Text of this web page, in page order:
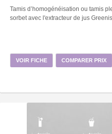
Tamis d’homogénéisation ou tamis
sorbet avec l'extracteur de jus
VOIR FICHE COMPARER PRIX